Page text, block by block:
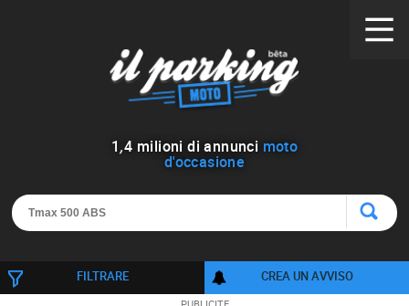
1,4 milioni di annunci moto
d'occasione
FILTRARE CREA UN AVVISO